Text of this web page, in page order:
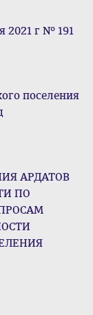
2021 г № 191
поселения
АРДАТОВ
ПО